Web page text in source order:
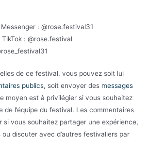
: @rose.festival31
: @rose.festival
de ce festival, vous pouvez soit lui
publics, soit envoyer des messages
moyen est à privilégier si vous souhaitez
de l’équipe du festival. Les commentaires
si vous souhaitez partager une expérience,
discuter avec d’autres festivaliers par